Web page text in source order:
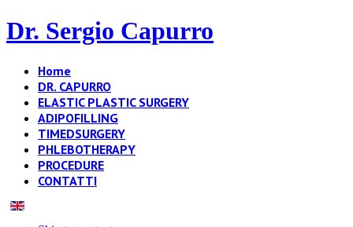
Dr. Sergio Capurro
Home
DR. CAPURRO
ELASTIC PLASTIC SURGERY
ADIPOFILLING
TIMEDSURGERY
PHLEBOTHERAPY
PROCEDURE
CONTATTI